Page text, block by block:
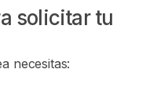
solicitar tu
necesitas: